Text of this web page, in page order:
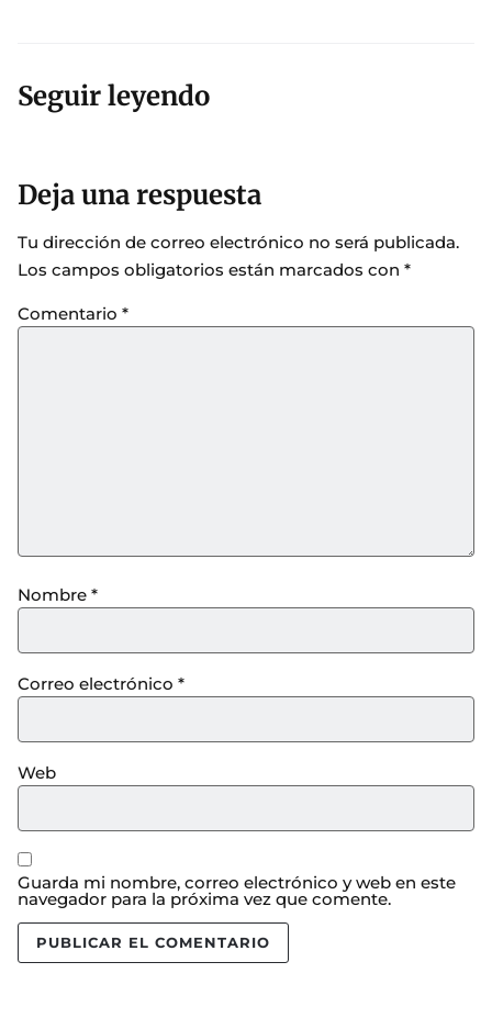
Seguir leyendo
Deja una respuesta
Tu dirección de correo electrónico no será publicada.
Los campos obligatorios están marcados con *
Comentario *
Nombre *
Correo electrónico *
Web
Guarda mi nombre, correo electrónico y web en este
navegador para la próxima vez que comente.